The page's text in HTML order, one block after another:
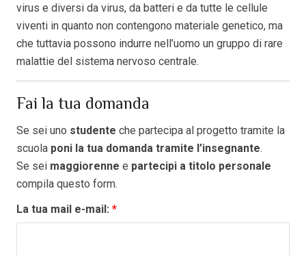
virus e diversi da virus, da batteri e da tutte le cellule
viventi in quanto non contengono materiale genetico, ma
che tuttavia possono indurre nell’uomo un gruppo di rare
malattie del sistema nervoso centrale.
Fai la tua domanda
Se sei uno studente che partecipa al progetto tramite la
scuola poni la tua domanda tramite l’insegnante.
Se sei maggiorenne e partecipi a titolo personale
compila questo form.
La tua mail e-mail: *